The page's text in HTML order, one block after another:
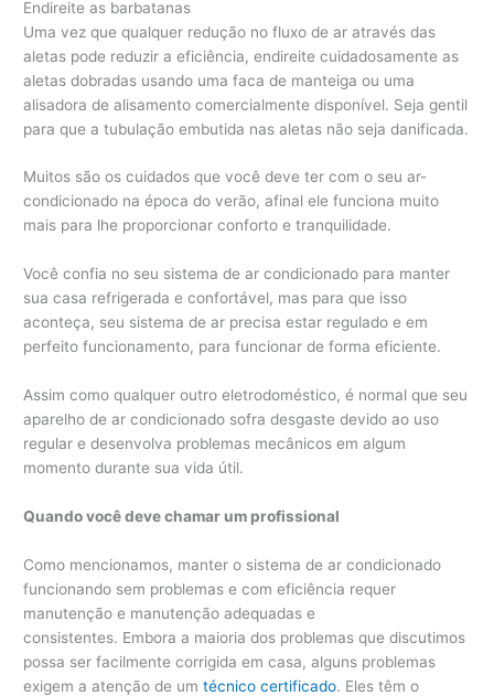
Endireite as barbatanas
Uma vez que qualquer redução no fluxo de ar através das
aletas pode reduzir a eficiência, endireite cuidadosamente as
aletas dobradas usando uma faca de manteiga ou uma
alisadora de alisamento comercialmente disponível. Seja gentil
para que a tubulação embutida nas aletas não seja danificada.
Muitos são os cuidados que você deve ter com o seu ar-
condicionado na época do verão, afinal ele funciona muito
mais para lhe proporcionar conforto e tranquilidade.
Você confia no seu sistema de ar condicionado para manter
sua casa refrigerada e confortável, mas para que isso
aconteça, seu sistema de ar precisa estar regulado e em
perfeito funcionamento, para funcionar de forma eficiente.
Assim como qualquer outro eletrodoméstico, é normal que seu
aparelho de ar condicionado sofra desgaste devido ao uso
regular e desenvolva problemas mecânicos em algum
momento durante sua vida útil.
Quando você deve chamar um profissional
Como mencionamos, manter o sistema de ar condicionado
funcionando sem problemas e com eficiência requer
manutenção e manutenção adequadas e
consistentes. Embora a maioria dos problemas que discutimos
possa ser facilmente corrigida em casa, alguns problemas
exigem a atenção de umtécnico certificado. Eles têm o